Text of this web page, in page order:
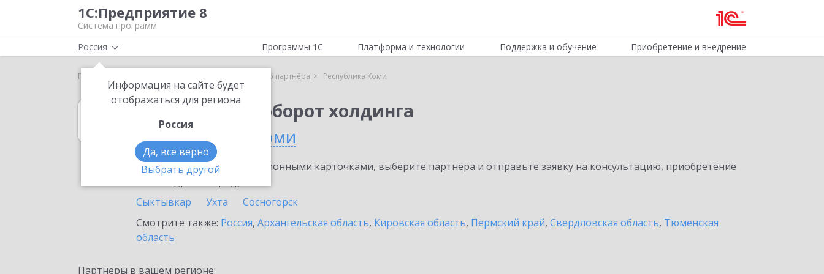
1С:Предприятие 8
Система программ
Россия
Информация на сайте будет
отображаться для региона
Россия
Да, все верно
Выбрать другой
Программы 1С Платформа и технологии Поддержка и обучение Приобретение и внедрение
Главная Выбор партнёра Республика Коми
1С:Документооборот холдинга
в Республике Коми
Ознакомьтесь с информационными карточками, выберите партнёра и отправьте заявку на консультацию, приобретение
Сыктывкар
Ухта
Сосногорск
Смотрите также: Россия, Архангельская область, Кировская область, Пермский край, Свердловская область, Тюменская
область
Партнеры в вашем регионе: